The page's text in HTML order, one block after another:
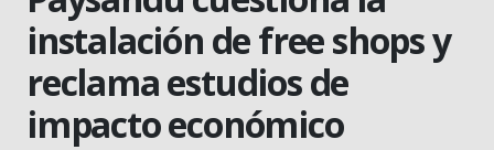
instalación de free shops y
reclama estudios de
impacto económico